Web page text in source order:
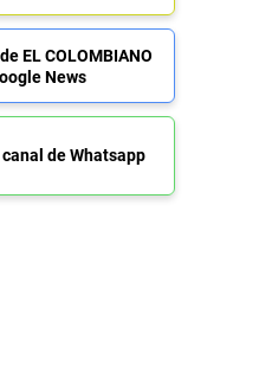
EL COLOMBIANO
News
de Whatsapp